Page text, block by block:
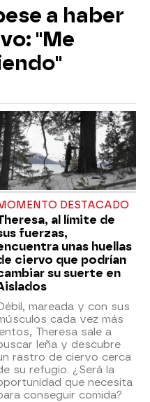
a haber
"Me
DESTACADO
al límite de
fuerzas,
unas huellas
ciervo que podrían
su suerte en
mareada y con sus
cada vez más
Theresa sale a
leña y descubre
rastro de ciervo cerca
su refugio. ¿Será la
que necesita
conseguir comida?